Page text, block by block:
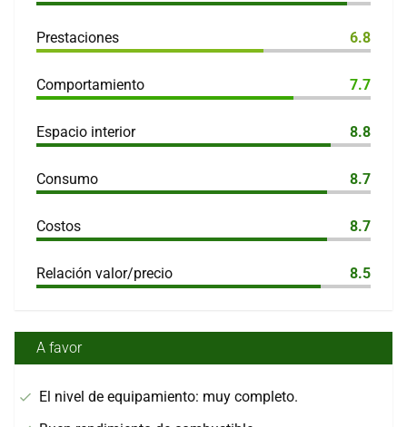
Prestaciones 6.8
Comportamiento 7.7
Espacio interior 8.8
Consumo 8.7
Costos 8.7
Relación valor/precio 8.5
A favor
El nivel de equipamiento: muy completo.